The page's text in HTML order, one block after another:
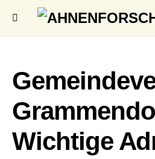
Wichtige